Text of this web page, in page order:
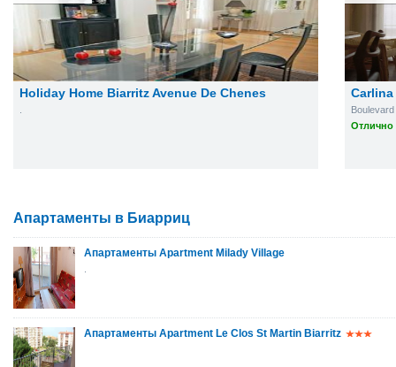
Holiday Home Biarritz Avenue De Chenes
Отлично
Апартаменты в Биарриц
Апартаменты Apartment Milady Village
Апартаменты Apartment Le Clos St Martin Biarritz